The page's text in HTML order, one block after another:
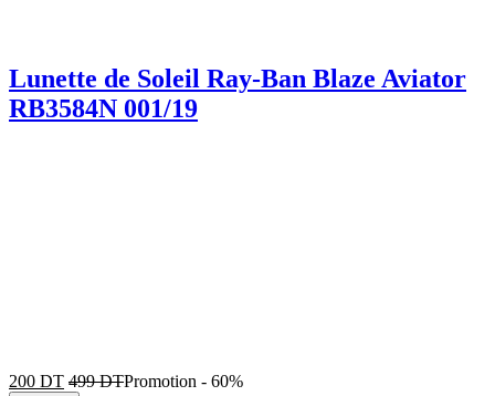
Lunette de Soleil Ray-Ban Blaze Aviator
RB3584N 001/19
200 DT 499DTPromotion - 60%